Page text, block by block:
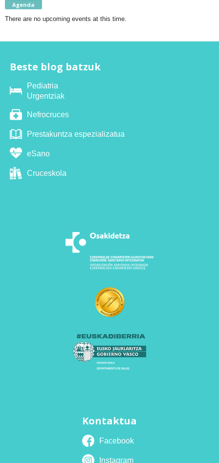
Agenda
There are no upcoming events at this time.
Beste blog batzuk
Pediatria
Urgentziak
Nefrocruces
Prestakuntza espezializatua
eSano
Cruceskola
Kontaktua
Facebook
Instagram